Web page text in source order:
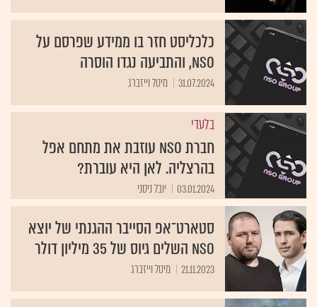
כלכליסט חזר בו ממידע שפרסם על
NSO, והתביעה נגדו הוסרה
31.07.2024 מיטל וייזברג
בלעדי
חברת NSO עוזבת את מתחם אפל
בהרצליה. לאן היא עוברת?
03.01.2024 יובל ניסני
סטארט־אפ הסייבר ההגנתי של יוצא
NSO השלים גיוס של 35 מיליון דולר
21.11.2023 מיטל וייזברג